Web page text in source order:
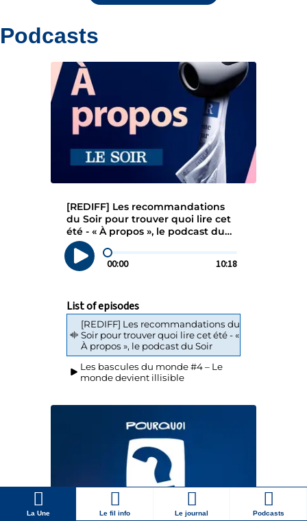
La Une Le fil info Le journal Podcasts
Podcasts